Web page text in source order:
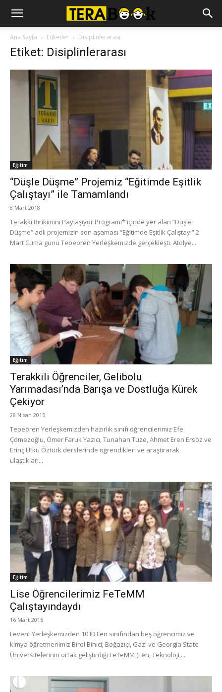
Ana Sayfa Etiketler Disiplinlerarası
Etiket: Disiplinlerarası
Eğitim
“Düşle Düşme” Projemiz “Eğitimde Eşitlik
Çalıştayı” ile Tamamlandı
8 Mart 2018
Terakki Birikimini Paylaşıyor Programı* içinde yer alan “Düşle
Düşme” adlı projemizin son aşaması “Eğitimde Eşitlik Çalıştayı” 2
Mart Cuma günü Tepeören Yerleşkemizde gerçekleşti. Atölye...
Eğitim
Terakkili Öğrenciler, Gelibolu
Yarımadası’nda Barışa ve Dostluğa Kürek
Çekiyor
28 Nisan 2015
Tepeören Yerleşkemizden hazırlık sınıfı öğrencilerimiz Efe
Çömezoğlu, Ömer Faruk Yazıcı, Tunahan Tuze, Ahmet Eren Ersöz ve
Erinç Utku Öztürk derslerinde öğrendikleri ve araştırarak
ulaştıkları...
Eğitim
Lise Öğrencilerimiz FeTeMM
Çalıştayındaydı
16 Mart 2015
Levent Yerleşkemizden 10 IB Fen sınıfından beş öğrencimiz ve
kimya öğretmenimiz Birol Binici; Boğaziçi, Gazi ve Georgia State
Üniversitelerinin ortak geliştirdiği FeTeMM (Fen, Teknoloji,...